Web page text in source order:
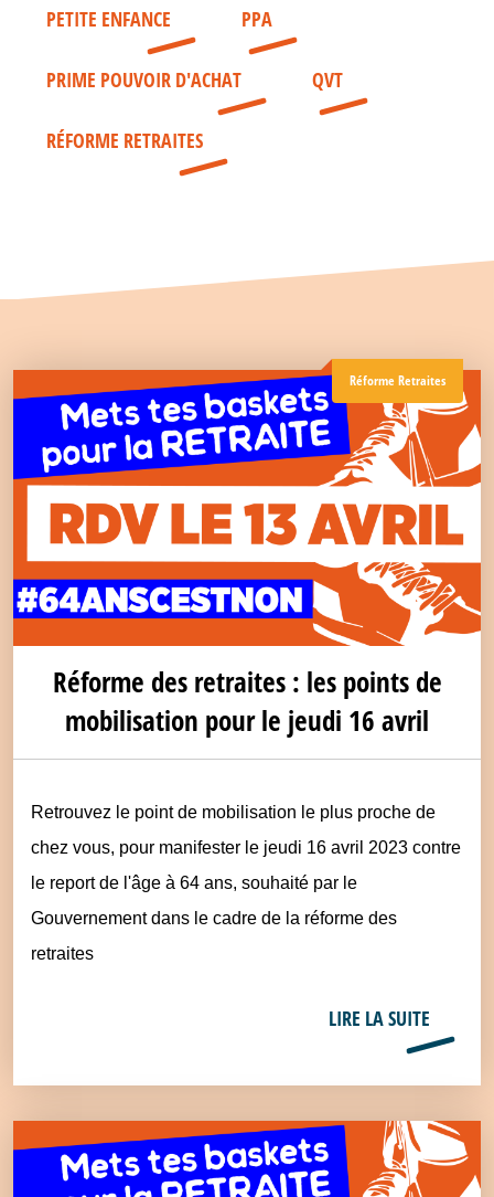
PETITE ENFANCE PPA
PRIME POUVOIR D'ACHAT QVT
RÉFORME RETRAITES
Réforme Retraites
Réforme des retraites : les points de
mobilisation pour le jeudi 16 avril
Retrouvez le point de mobilisation le plus proche de
chez vous, pour manifester le jeudi 16 avril 2023 contre
le report de l'âge à 64 ans, souhaité par le
Gouvernement dans le cadre de la réforme des
retraites
LIRE LA SUITE